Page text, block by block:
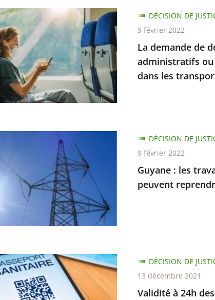
La demande de
administratifs ou
dans les
DÉCISION DE
9 février 2022
Guyane : les
peuvent
DÉCISION DE
9 février 2022
Validité à 24h
DÉCISION DE
13 décembre 2021